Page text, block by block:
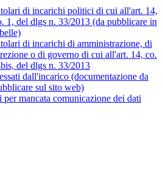
di incarichi politici di cui all'art. 14,
1, del dlgs n. 33/2013 (da pubblicare in
di incarichi di amministrazione, di
o di governo di cui all'art. 14, co.
del dlgs n. 33/2013
dall'incarico (documentazione da
sul sito web)
per mancata comunicazione dei dati